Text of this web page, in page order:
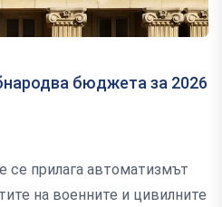
бюджета за 2026
се прилага автоматизмът
на военните и цивилните